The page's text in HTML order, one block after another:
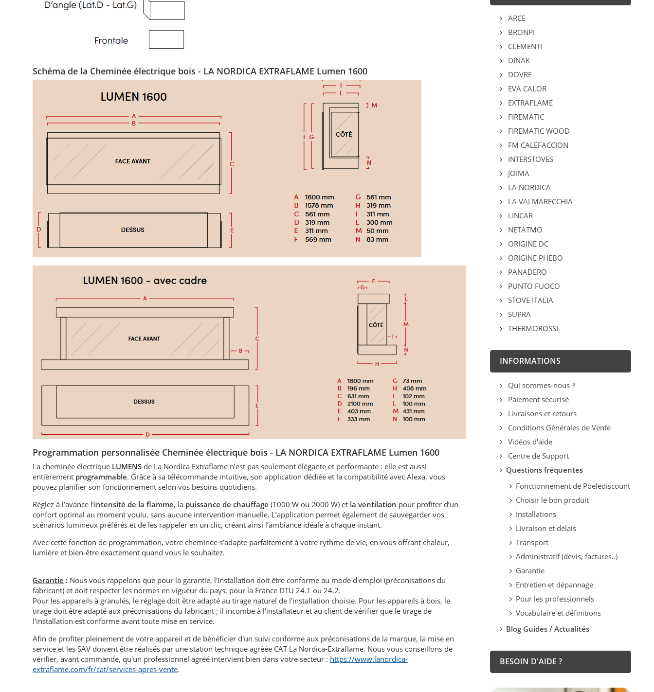
Schéma de la Cheminée électrique bois - LA NORDICA EXTRAFLAME Lumen 1600
Programmation personnalisée Cheminée électrique bois - LA NORDICA EXTRAFLAME Lumen 1600
La cheminée électrique LUMENS de La Nordica Extraflame n’est pas seulement élégante et performante : elle est aussi
entièrement programmable. Grâce à sa télécommande intuitive, son application dédiée et la compatibilité avec Alexa, vous
pouvez planifier son fonctionnement selon vos besoins quotidiens.
Réglez à l’avance l’intensité de la flamme, la puissance de chauffage (1000 W ou 2000 W) et la ventilation pour profiter d’un
confort optimal au moment voulu, sans aucune intervention manuelle. L’application permet également de sauvegarder vos
scénarios lumineux préférés et de les rappeler en un clic, créant ainsi l’ambiance idéale à chaque instant.
Avec cette fonction de programmation, votre cheminée s’adapte parfaitement à votre rythme de vie, en vous offrant chaleur,
lumière et bien-être exactement quand vous le souhaitez.
Garantie : Nous vous rappelons que pour la garantie, l'installation doit être conforme au mode d'emploi (préconisations du
fabricant) et doit respecter les normes en vigueur du pays, pour la France DTU 24.1 ou 24.2.
Pour les appareils à granulés, le réglage doit être adapté au tirage naturel de l'installation choisie. Pour les appareils à bois, le
tirage doit être adapté aux préconisations du fabricant ; il incombe à l'installateur et au client de vérifier que le tirage de
l'installation est conforme avant toute mise en service.
Afin de profiter pleinement de votre appareil et de bénéficier d'un suivi conforme aux préconisations de la marque, la mise en
service et les SAV doivent être réalisés par une station technique agréée CAT La Nordica-Extraflame. Nous vous conseillons de
vérifier, avant commande, qu'un professionnel agréé intervient bien dans votre secteur : https://www.lanordica-
extraflame.com/fr/cat/services-apres-vente.
ARCE
BRONPI
CLEMENTI
DINAK
DOVRE
EVA CALOR
EXTRAFLAME
FIREMATIC
FIREMATIC WOOD
FM CALEFACCION
INTERSTOVES
JOIMA
LA NORDICA
LA VALMARECCHIA
LINCAR
NETATMO
ORIGINE DC
ORIGINE PHEBO
PANADERO
PUNTO FUOCO
STOVE ITALIA
SUPRA
THERMOROSSI
INFORMATIONS
Qui sommes-nous ?
Paiement sécurisé
Livraisons et retours
Conditions Générales de Vente
Vidéos d'aide
Centre de Support
Questions fréquentes
Fonctionnement de Poelediscount
Choisir le bon produit
Installations
Livraison et délais
Transport
Administratif (devis, factures..)
Garantie
Entretien et dépannage
Pour les professionnels
Vocabulaire et définitions
Blog Guides / Actualités
BESOIN D'AIDE ?